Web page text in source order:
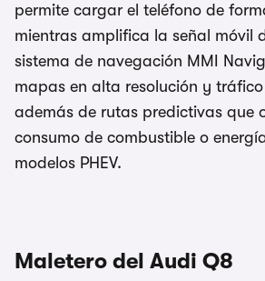
permite cargar el teléfono de
mientras amplifica la señal móvil
sistema de navegación MMI
mapas en alta resolución y
además de rutas predictivas que
consumo de combustible o
modelos PHEV.
Maletero del Audi Q8